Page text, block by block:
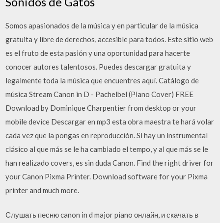
Somos apasionados de la música y en particular de la música
gratuita y libre de derechos, accesible para todos. Este sitio web
es el fruto de esta pasión y una oportunidad para hacerte
conocer autores talentosos. Puedes descargar gratuita y
legalmente toda la música que encuentres aquí. Catálogo de
música Stream Canon in D - Pachelbel (Piano Cover) FREE
Download by Dominique Charpentier from desktop or your
mobile device Descargar en mp3 esta obra maestra te hará volar
cada vez que la pongas en reproducción. Si hay un instrumental
clásico al que más se le ha cambiado el tempo, y al que más se le
han realizado covers, es sin duda Canon. Find the right driver for
your Canon Pixma Printer. Download software for your Pixma
printer and much more.
Слушать песню canon in d major piano онлайн, и скачать в